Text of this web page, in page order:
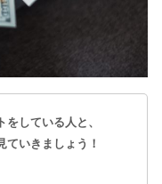
をしている人と、
ていきましょう！